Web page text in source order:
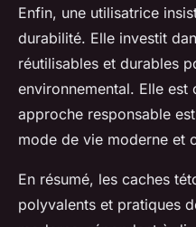
Enfin, une utilisatrice
durabilité. Elle investit
réutilisables et durables
environnemental. Elle est
approche responsable
mode de vie moderne et
En résumé, les caches
polyvalents et pratiques